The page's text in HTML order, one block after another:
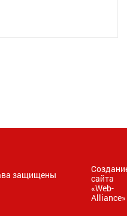
защищены
сайта
«Web-
Alliance»